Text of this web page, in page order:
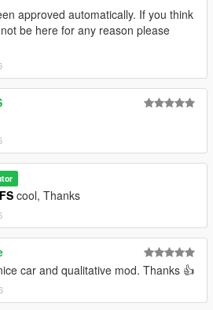
approved automatically. If you think
be here for any reason please
cool, Thanks
car and qualitative mod. Thanks 👍